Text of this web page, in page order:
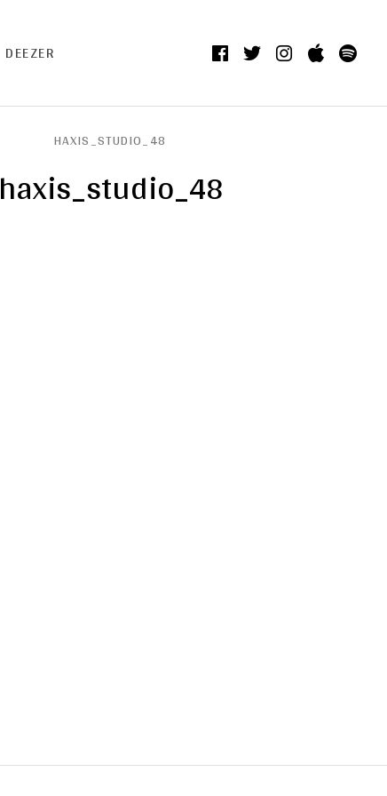
DEEZER Facebook
TwitterInstagram
itunes
haxis_studio_48
HAXIS_STUDIO_48